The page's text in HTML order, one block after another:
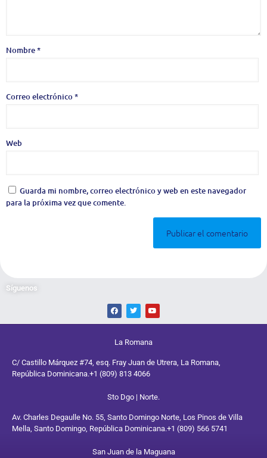
Nombre*
Correo electrónico*
Web
Guarda mi nombre, correo electrónico y web en este navegador
para la próxima vez que comente.
Síguenos
La Romana
C/ Castillo Márquez #74, esq. Fray Juan de Utrera, La Romana,
República Dominicana.+1 (809) 813 4066
Sto Dgo | Norte.
Av. Charles Degaulle No. 55, Santo Domingo Norte, Los Pinos de Villa
Mella, Santo Domingo, República Dominicana.+1 (809) 566 5741
San Juan de la Maguana